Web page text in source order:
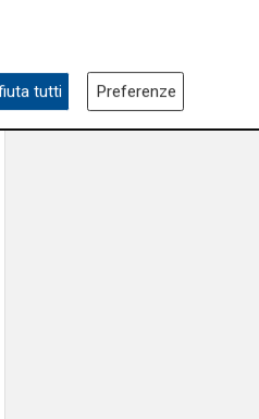
tutti Preferenze